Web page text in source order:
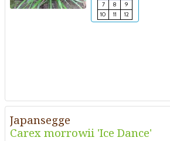
7
8
9
10
11 12
Japansegge
Carex morrowii 'Ice Dance'